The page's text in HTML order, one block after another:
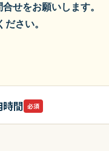
合せをお願いします。
さい。
時間 必須